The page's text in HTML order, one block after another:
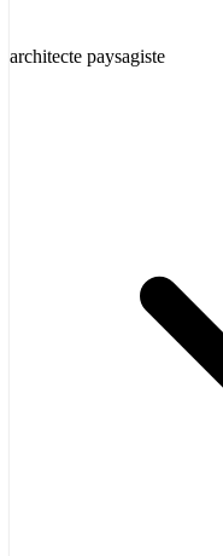
architecte paysagiste